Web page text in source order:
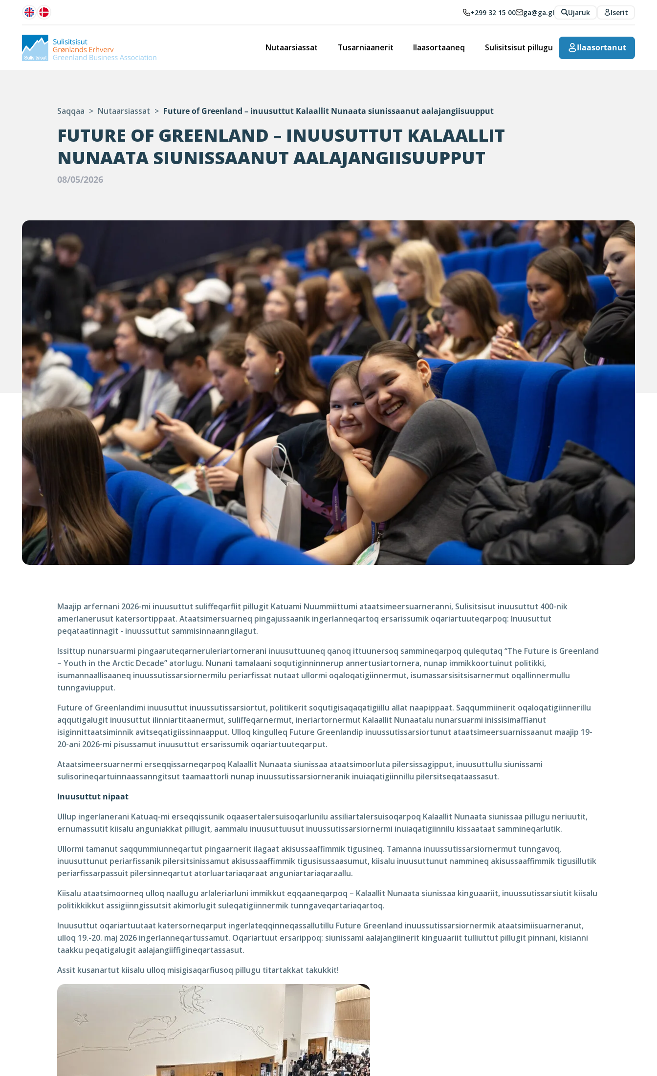
+299 32 15 00 ga@ga.gl Ujaruk Iserit
Nutaarsiassat Tusarniaanerit Ilaasortaaneq Sulisitsisut pillugu Ilaasortanut
Saqqaa > Nutaarsiassat > Future of Greenland – inuusuttut Kalaallit Nunaata siunissaanut aalajangiisuupput
FUTURE OF GREENLAND – INUUSUTTUT KALAALLIT
NUNAATA SIUNISSAANUT AALAJANGIISUUPPUT
08/05/2026
Maajip arfernani 2026-mi inuusuttut suliffeqarfiit pillugit Katuami Nuummiittumi ataatsimeersuarneranni, Sulisitsisut inuusuttut 400-nik
amerlanerusut katersortippaat. Ataatsimersuarneq pingajussaanik ingerlanneqartoq ersarissumik oqariartuuteqarpoq: Inuusuttut
peqataatinnagit - inuussuttut sammisinnaanngilagut.
Issittup nunarsuarmi pingaaruteqarneruleriartornerani inuusuttuuneq qanoq ittuunersoq sammineqarpoq qulequtaq “The Future is Greenland
– Youth in the Arctic Decade” atorlugu. Nunani tamalaani soqutiginninnerup annertusiartornera, nunap immikkoortuinut politikki,
isumannaallisaaneq inuussutissarsiornermilu periarfissat nutaat ullormi oqaloqatigiinnermut, isumassarsisitsisarnermut oqallinnermullu
tunngaviupput.
Future of Greenlandimi inuusuttut inuussutissarsiortut, politikerit soqutigisaqaqatigiillu allat naapippaat. Saqqummiinerit oqaloqatigiinnerillu
aqqutigalugit inuusuttut ilinniartitaanermut, suliffeqarnermut, ineriartornermut Kalaallit Nunaatalu nunarsuarmi inissisimaffianut
isiginnittaatsiminnik avitseqatigiissinnaapput. Ulloq kingulleq Future Greenlandip inuussutissarsiortunut ataatsimeersuarnissaanut maajip 19-
20-ani 2026-mi pisussamut inuusuttut ersarissumik oqariartuuteqarput.
Ataatsimeersuarnermi erseqqissarneqarpoq Kalaallit Nunaata siunissaa ataatsimoorluta pilersissagipput, inuusuttullu siunissami
sulisorineqartuinnaassanngitsut taamaattorli nunap inuussutissarsiorneranik inuiaqatigiinnillu pilersitseqataassasut.
Inuusuttut nipaat
Ullup ingerlanerani Katuaq-mi erseqqissunik oqaasertalersuisoqarlunilu assiliartalersuisoqarpoq Kalaallit Nunaata siunissaa pillugu neriuutit,
ernumassutit kiisalu anguniakkat pillugit, aammalu inuusuttuusut inuussutissarsiornermi inuiaqatigiinnilu kissaataat sammineqarlutik.
Ullormi tamanut saqqummiunneqartut pingaarnerit ilagaat akisussaaffimmik tigusineq. Tamanna inuussutissarsiornermut tunngavoq,
inuusuttunut periarfissanik pilersitsinissamut akisussaaffimmik tigusisussaasumut, kiisalu inuusuttunut nammineq akisussaaffimmik tigusillutik
periarfissarpassuit pilersinneqartut atorluartariaqaraat anguniartariaqaraallu.
Kiisalu ataatsimoorneq ulloq naallugu arlaleriarluni immikkut eqqaaneqarpoq – Kalaallit Nunaata siunissaa kinguaariit, inuussutissarsiutit kiisalu
politikkikkut assigiinngissutsit akimorlugit suleqatigiinnermik tunngaveqartariaqartoq.
Inuusuttut oqariartuutaat katersorneqarput ingerlateqqinneqassallutillu Future Greenland inuussutissarsiornermik ataatsimiisuarneranut,
ulloq 19.-20. maj 2026 ingerlanneqartussamut. Oqariartuut ersarippoq: siunissami aalajangiinerit kinguaariit tulliuttut pillugit pinnani, kisianni
taakku peqatigalugit aalajangiiffigineqartassasut.
Assit kusanartut kiisalu ulloq misigisaqarfiusoq pillugu titartakkat takukkit!